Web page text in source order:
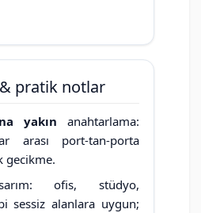
pratik notlar
yakın anahtarlama:
arası port-tan-porta
gecikme.
ofis, stüdyo,
sessiz alanlara uygun;